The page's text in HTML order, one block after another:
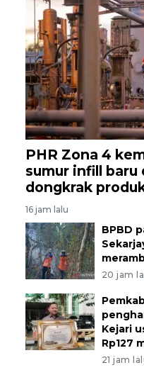
PHR Zona 4
sumur infill baru
dongkrak
16 jam lalu
BPBD
20 jam
Kejari
Rp127
21 jam